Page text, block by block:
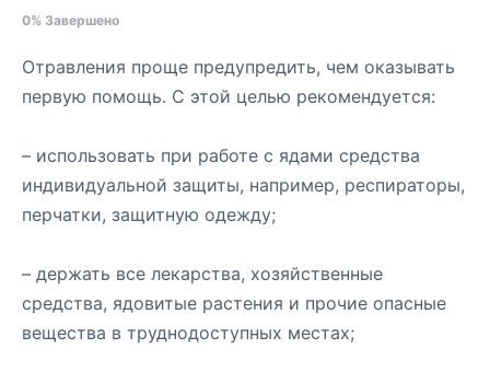
0% Завершено
Отравления проще предупредить, чем оказывать
первую помощь. С этой целью рекомендуется:
– использовать при работе с ядами средства
индивидуальной защиты, например, респираторы,
перчатки, защитную одежду;
– держать все лекарства, хозяйственные
средства, ядовитые растения и прочие опасные
вещества в труднодоступных местах;